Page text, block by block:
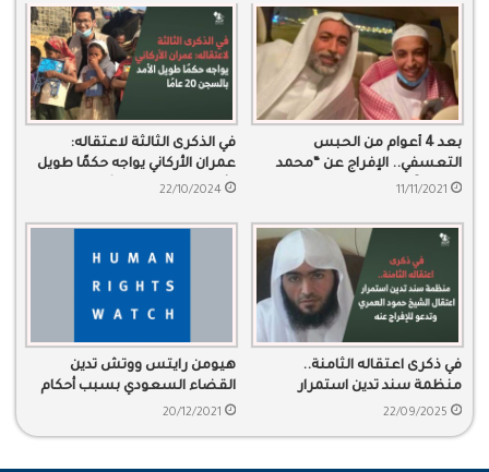
بعد 4 أعوام من الحبس
التعسفي.. الإفراج عن “محمد
تيسير آل نمر”
11/11/2021
في الذكرى الثالثة لاعتقاله:
عمران الأركاني يواجه حكمًا طويل
الأمد بالسجن 20 عامًا
22/10/2024
في ذكرى اعتقاله الثامنة..
منظمة سند تدين استمرار
اعتقال الشيخ حمود بن علي
22/09/2025
هيومن رايتس ووتش تدين
القضاء السعودي بسبب أحكام
تعسفية جديدة
20/12/2021